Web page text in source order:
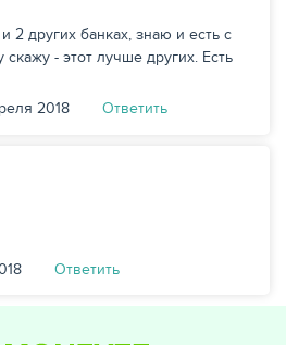
2 других банках, знаю и есть с
- этот лучше других. Есть
2018 Ответить
Ответить